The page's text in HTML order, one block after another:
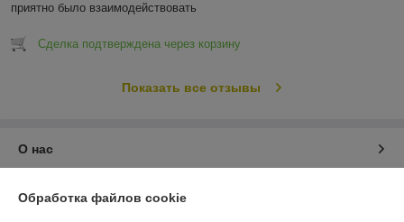
приятно было взаимодействовать
Сделка подтверждена через корзину
Показать все отзывы
О нас
Контакты
Обработка файлов cookie